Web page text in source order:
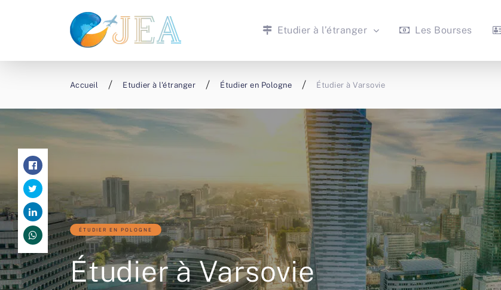
Etudier à l’étranger Les Bourses
Accueil Etudier à l'étranger Étudier en Pologne Étudier à Varsovie
ÉTUDIER EN POLOGNE
Étudier à Varsovie